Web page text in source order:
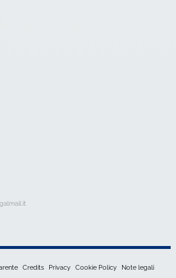
Credits Privacy Cookie Policy Note legali